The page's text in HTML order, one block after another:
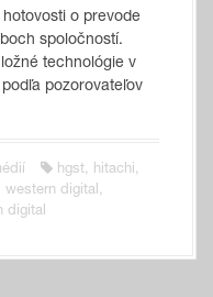
o pre­vo­de
spo­loč­nos­tí.
tech­no­ló­gie v
po­zo­ro­va­te­ľov
hgst, hitachi,
western digital,
digital